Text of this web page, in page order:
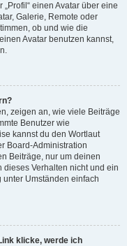
einen Avatar über eine
Galerie, Remote oder
ob und wie die
Avatar benutzen kannst,
zeigen an, wie viele Beiträge
Benutzer wie
kannst du den Wortlaut
Board-Administration
Beiträge, nur um deinen
Verhalten nicht und ein
unter Umständen einfach
klicke, werde ich